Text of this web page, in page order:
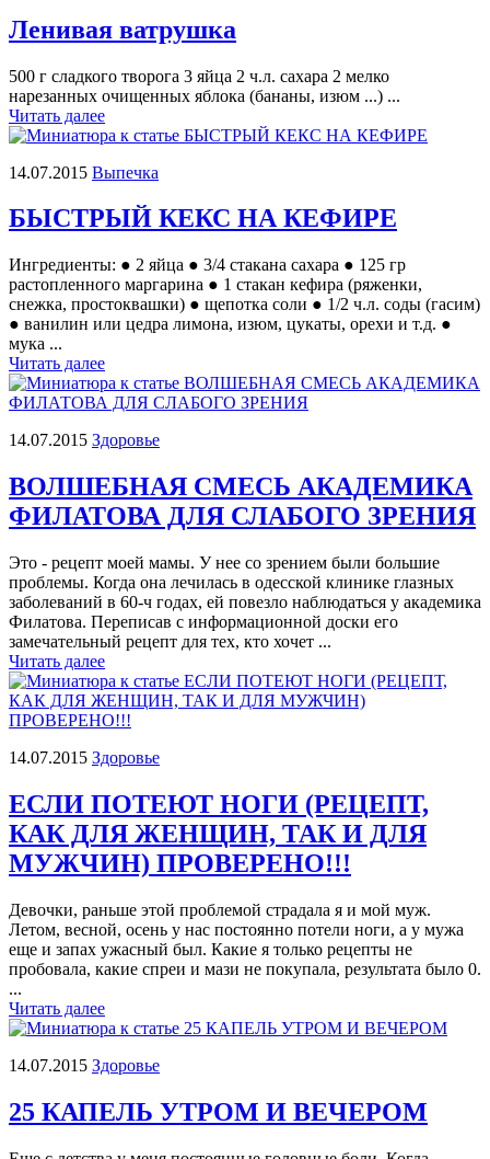
Ленивая ватрушка
500 г сладкого творога 3 яйца 2 ч.л. сахара 2 мелко
нарезанных очищенных яблока (бананы, изюм ...) ...
Читать далее
14.07.2015 Выпечка
БЫСТРЫЙ КЕКС НА КЕФИРЕ
Ингредиенты: ● 2 яйца ● 3/4 стакана сахара ● 125 гр
растопленного маргарина ● 1 стакан кефира (ряженки,
снежка, простоквашки) ● щепотка соли ● 1/2 ч.л. соды (гасим)
● ванилин или цедра лимона, изюм, цукаты, орехи и т.д. ●
мука ...
Читать далее
14.07.2015 Здоровье
ВОЛШЕБНАЯ СМЕСЬ АКАДЕМИКА
ФИЛАТОВА ДЛЯ СЛАБОГО ЗРЕНИЯ
Это - рецепт моей мамы. У нее со зрением были большие
проблемы. Когда она лечилась в одесской клинике глазных
заболеваний в 60-ч годах, ей повезло наблюдаться у академика
Филатова. Переписав с информационной доски его
замечательный рецепт для тех, кто хочет ...
Читать далее
14.07.2015 Здоровье
ЕСЛИ ПОТЕЮТ НОГИ (РЕЦЕПТ,
КАК ДЛЯ ЖЕНЩИН, ТАК И ДЛЯ
МУЖЧИН) ПРОВЕРЕНО!!!
Девочки, раньше этой проблемой страдала я и мой муж.
Летом, весной, осень у нас постоянно потели ноги, а у мужа
еще и запах ужасный был. Какие я только рецепты не
пробовала, какие спреи и мази не покупала, результата было 0.
...
Читать далее
14.07.2015 Здоровье
25 КАПЕЛЬ УТРОМ И ВЕЧЕРОМ